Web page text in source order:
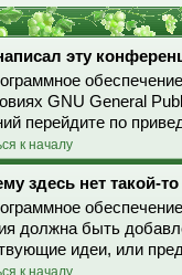
эту
GNU General
перейдите по
к началу
здесь нет такой-
должна быть
идеи, или
к началу